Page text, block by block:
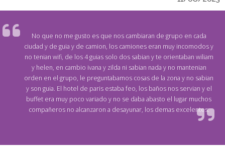
No que no me gusto es que nos cambiaran de grupo en cada
ciudad y de guia y de camion, los camiones eran muy incomodos y
no tenian wifi, de los 4 guias solo dos sabian y te orientaban wiliam
y helen, en cambio ivana y zilda ni sabian nada y no mantenian
orden en el grupo, le preguntabamos cosas de la zona y no sabian
y son guia. El hotel de paris estaba feo, los baños nos servian y el
buffet era muy poco variado y no se daba abasto el lugar muchos
compañeros no alcanzaron a desayunar, los demas excelentes.